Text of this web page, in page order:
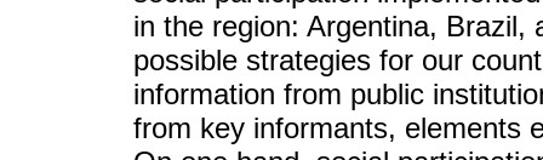
in the region: Argentina, Brazil,
possible strategies for our
information from public
from key informants, elements